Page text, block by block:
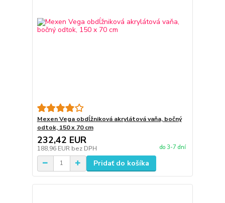
Mexen Vega obdĺžniková akrylátová vaňa, bočný
odtok, 150 x 70 cm
232,42 EUR
188,96 EUR bez DPH do 3-7 dní
Pridať do košíka